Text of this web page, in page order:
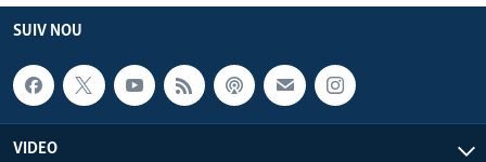
SUIV NOU
VIDEO